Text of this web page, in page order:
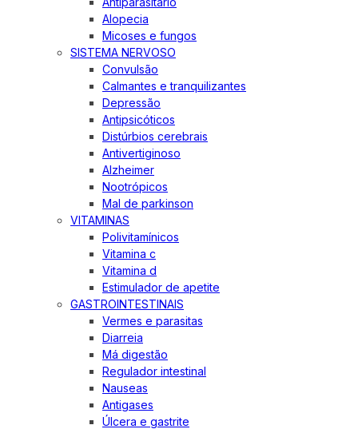
Alopecia
Micoses e fungos
SISTEMA NERVOSO
Convulsão
Calmantes e tranquilizantes
Depressão
Antipsicóticos
Distúrbios cerebrais
Antivertiginoso
Alzheimer
Nootrópicos
Mal de parkinson
VITAMINAS
Polivitamínicos
Vitamina c
Vitamina d
Estimulador de apetite
GASTROINTESTINAIS
Vermes e parasitas
Diarreia
Má digestão
Regulador intestinal
Nauseas
Antigases
Úlcera e gastrite